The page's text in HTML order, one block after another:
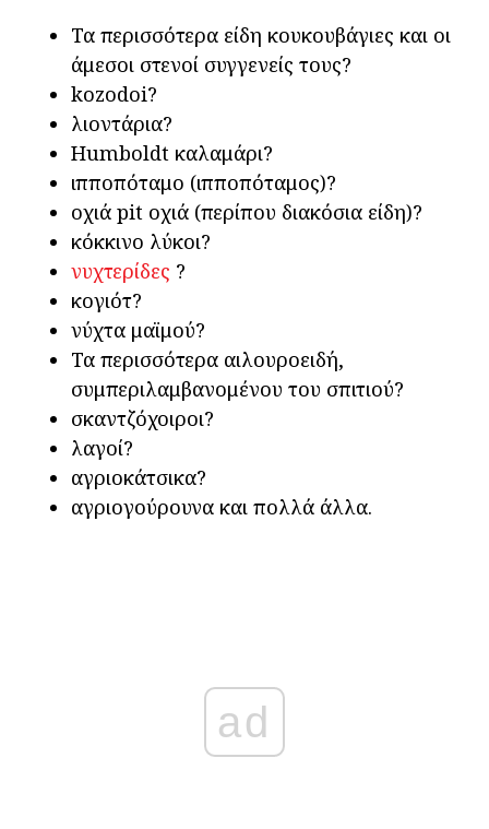
Τα περισσότερα είδη κουκουβάγιες και οι
άμεσοι στενοί συγγενείς τους?
kozodoi?
λιοντάρια?
Humboldt καλαμάρι?
ιπποπόταμο (ιπποπόταμος)?
οχιά pit οχιά (περίπου διακόσια είδη)?
κόκκινο λύκοι?
νυχτερίδες ?
κογιότ?
νύχτα μαϊμού?
Τα περισσότερα αιλουροειδή,
συμπεριλαμβανομένου του σπιτιού?
σκαντζόχοιροι?
λαγοί?
αγριοκάτσικα?
αγριογούρουνα και πολλά άλλα.
ad